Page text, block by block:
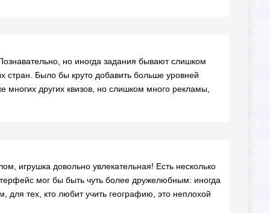
но иногда задания бывают слишком
стран. Было бы круто добавить больше уровней
других квизов, но слишком много рекламы,
игрушка довольно увлекательная! Есть несколько
мог бы быть чуть более дружелюбным: иногда
для тех, кто любит учить географию, это неплохой